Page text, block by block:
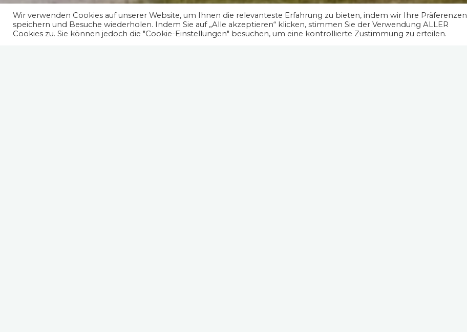
Wir verwenden Cookies auf unserer Website, um Ihnen die relevanteste Erfahrung zu bieten, indem wir Ihre Präferenzen
speichern und Besuche wiederholen. Indem Sie auf „Alle akzeptieren“ klicken, stimmen Sie der Verwendung ALLER
Cookies zu. Sie können jedoch die "Cookie-Einstellungen" besuchen, um eine kontrollierte Zustimmung zu erteilen.